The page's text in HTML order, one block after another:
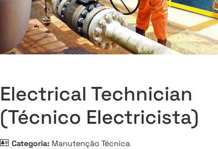
Electrical Technician
(Técnico Electricista)
Categoria: Manutenção Técnica